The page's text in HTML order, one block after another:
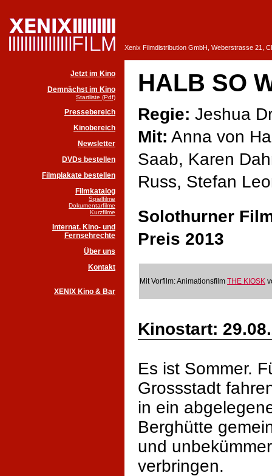
Xenix Filmdistribution GmbH, Weberstrasse 21,
Jetzt im Kino
Demnächst im Kino
Startliste (Pdf)
Pressebereich
Kinobereich
Newsletter
DVDs bestellen
Filmplakate bestellen
Filmkatalog
Spielfilme
Dokumentarfilme
Kurzfilme
Internat. Kino- und
Fernsehrechte
Über uns
Kontakt
XENIX Kino & Bar
HALB SO
Regie: Jeshua
Mit: Anna von
Saab, Karen
Russ, Stefan
Solothurner
Preis 2013
Mit Vorfilm: Animationsfilm THE KIOSK
Kinostart:
Es ist Sommer.
Grossstadt
in ein
Berghütte
und
verbringen.